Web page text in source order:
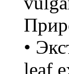
•
leaf